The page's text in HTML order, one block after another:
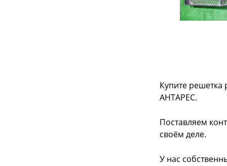
Купите
АНТАРЕС.
Поставляем
своём деле.
У нас